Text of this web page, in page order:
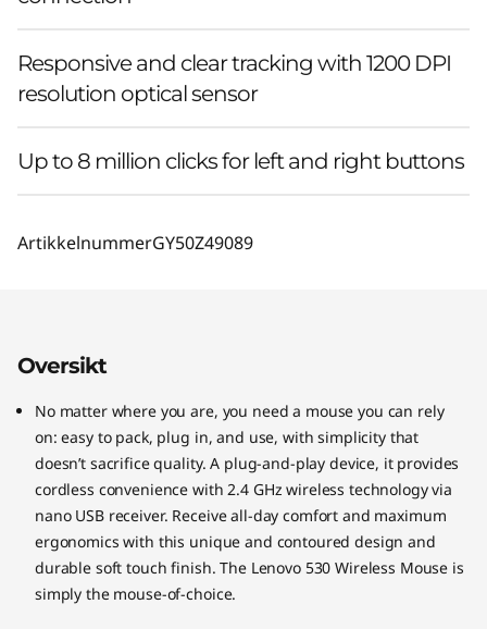
Responsive and clear tracking with 1200 DPI
resolution optical sensor
Up to 8 million clicks for left and right buttons
ArtikkelnummerGY50Z49089
Oversikt
No matter where you are, you need a mouse you can rely
on: easy to pack, plug in, and use, with simplicity that
doesn’t sacrifice quality. A plug-and-play device, it provides
cordless convenience with 2.4 GHz wireless technology via
nano USB receiver. Receive all-day comfort and maximum
ergonomics with this unique and contoured design and
durable soft touch finish. The Lenovo 530 Wireless Mouse is
simply the mouse-of-choice.